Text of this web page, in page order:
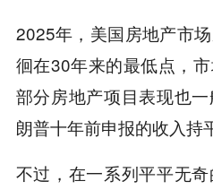
2025年，美国房地产市
徊在30年来的最低点，
部分房地产项目表现也
朗普十年前申报的收入持
不过，在一系列平平无